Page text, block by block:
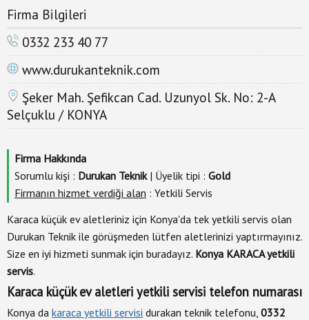
Çumra'da
Okullar
Çumra
Hava
Durumu
Sağlık
Ocakları
Çumra'da
Bugün
Eczane
&
Yardım
Firma Bilgileri
0332 233 40 77
www.durukanteknik.com
Şeker Mah. Şefikcan Cad. Uzunyol Sk. No: 2-A
Selçuklu / KONYA
Firma Hakkında
Sorumlu kişi : Durukan Teknik| Üyelik tipi : Gold
Firmanın hizmet verdiği alan : Yetkili Servis
Karaca küçük ev aletleriniz için Konya'da tek yetkili servis olan
Durukan Teknik ile görüşmeden lütfen aletlerinizi yaptırmayınız.
Size en iyi hizmeti sunmak için buradayız. Konya KARACA yetkili
servis.
Karaca küçük ev aletleri yetkili servisi telefon numarası
Konya da karaca yetkili servisi durakan teknik telefonu, 0332